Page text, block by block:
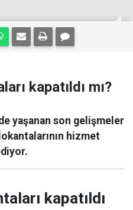
kapatıldı mı?
yaşanan son gelişmeler
hizmet
kapatıldı